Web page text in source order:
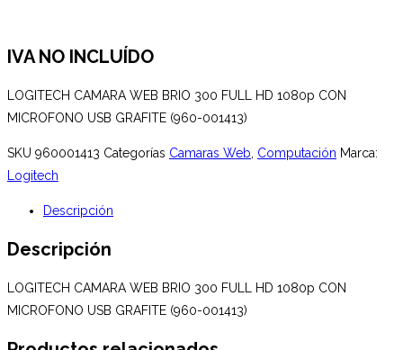
IVA NO INCLUÍDO
LOGITECH CAMARA WEB BRIO 300 FULL HD 1080p CON
MICROFONO USB GRAFITE (960-001413)
SKU 960001413 Categorías Camaras Web Computación Marca:
Logitech
Descripción
Descripción
LOGITECH CAMARA WEB BRIO 300 FULL HD 1080p CON
MICROFONO USB GRAFITE (960-001413)